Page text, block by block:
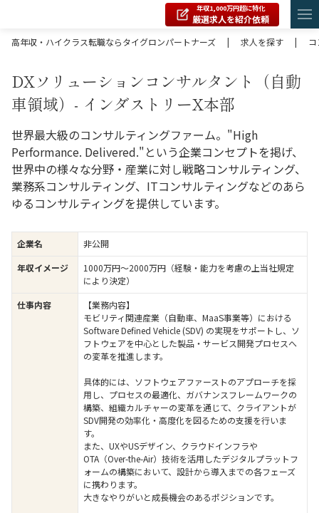
年収1,000万円超に特化
厳選求人を紹介依頼
高年収・ハイクラス転職ならタイグロンパートナーズ
| 求人を探す |
DXソリューションコンサルタント（自動
車領域）‐ インダストリーX本部
世界最大級のコンサルティングファーム。"High
Performance. Delivered."という企業コンセプトを掲げ、
世界中の様々な分野・産業に対し戦略コンサルティング、
業務系コンサルティング、ITコンサルティングなどのあら
ゆるコンサルティングを提供しています。
企業名
非公開
年収イメージ
1000万円〜2000万円（経験・能力を考慮の上当社規定
により決定）
仕事内容
【業務内容】
モビリティ関連産業（自動車、MaaS事業等）における
Software Defined Vehicle (SDV) の実現をサポートし、ソ
フトウェアを中心とした製品・サービス開発プロセスへ
の変革を推進します。
具体的には、ソフトウェアファーストのアプローチを採
用し、プロセスの最適化、ガバナンスフレームワークの
構築、組織カルチャーの変革を通じて、クライアントが
SDV開発の効率化・高度化を図るための支援を行いま
す。
また、UXやUSデザイン、クラウドインフラや
OTA（Over-the-Air）技術を活用したデジタルプラットフ
ォームの構築において、設計から導入までの各フェーズ
に携わります。
大きなやりがいと成長機会のあるポジションです。